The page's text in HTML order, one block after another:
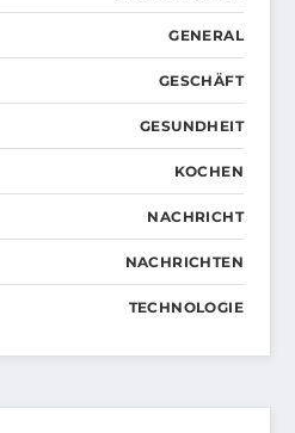
GENERAL
GESCHÄFT
GESUNDHEIT
KOCHEN
NACHRICHT
NACHRICHTEN
TECHNOLOGIE